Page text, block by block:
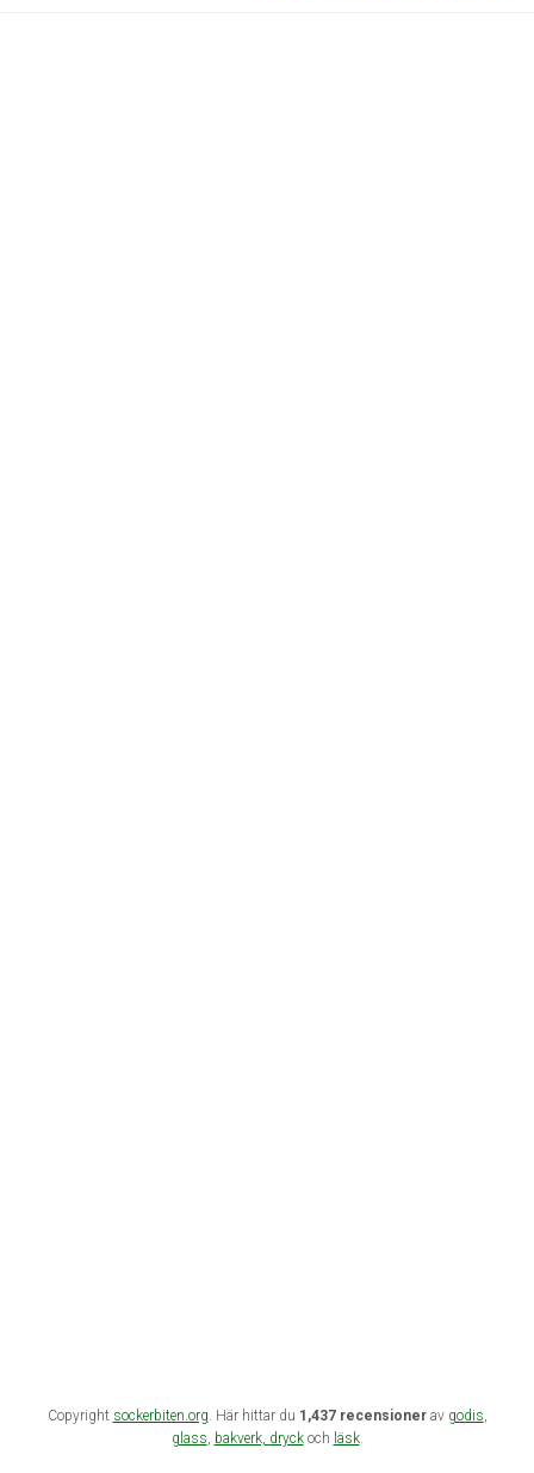
Copyright sockerbiten.org . Här hittar du 1,437 recensionerav godis
glass bakverk, dryckoch läsk.